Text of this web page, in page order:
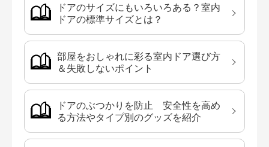
ドアのサイズにもいろいろある？室内
ドアの標準サイズとは？
部屋をおしゃれに彩る室内ドア選び方
＆失敗しないポイント
ドアのぶつかりを防止 安全性を高め
る方法やタイプ別のグッズを紹介